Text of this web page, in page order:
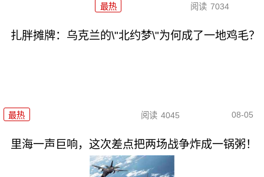
最热 阅读 7034
扎胖摊牌：乌克兰的\"北约梦\"为何成了一地鸡毛？
最热 阅读 4045 08-05
里海一声巨响，这次差点把两场战争炸成一锅粥！